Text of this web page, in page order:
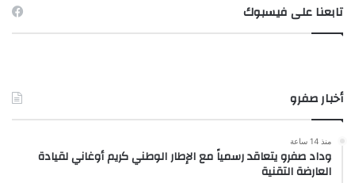
تابعنا على فيسبوك
أخبار صفرو
منذ 14 ساعة
وداد صفرو يتعاقد رسمياً مع الإطار الوطني كريم أوغاني لقيادة
العارضة التقنية